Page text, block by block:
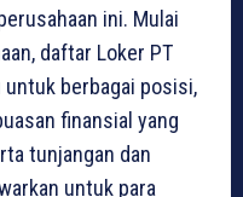
ini. Mulai
daftar Loker PT
untuk berbagai posisi,
finansial yang
tunjangan dan
untuk para